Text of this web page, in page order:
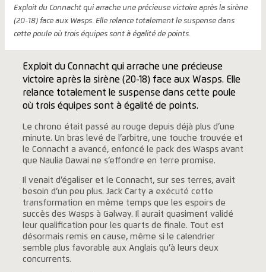
Exploit du Connacht qui arrache une précieuse victoire après la sirène
(20-18) face aux Wasps. Elle relance totalement le suspense dans
cette poule où trois équipes sont à égalité de points.
Exploit du Connacht qui arrache une précieuse
victoire après la sirène (20-18) face aux Wasps. Elle
relance totalement le suspense dans cette poule
où trois équipes sont à égalité de points.
Le chrono était passé au rouge depuis déjà plus d’une
minute. Un bras levé de l’arbitre, une touche trouvée et
le Connacht a avancé, enfoncé le pack des Wasps avant
que Naulia Dawai ne s’effondre en terre promise.
Il venait d’égaliser et le Connacht, sur ses terres, avait
besoin d’un peu plus. Jack Carty a exécuté cette
transformation en même temps que les espoirs de
succès des Wasps à Galway. Il aurait quasiment validé
leur qualification pour les quarts de finale. Tout est
désormais remis en cause, même si le calendrier
semble plus favorable aux Anglais qu’à leurs deux
concurrents.